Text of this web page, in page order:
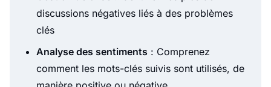
discussions négatives liés à des problèmes
clés
Analyse des sentiments : Comprenez
comment les mots-clés suivis sont utilisés, de